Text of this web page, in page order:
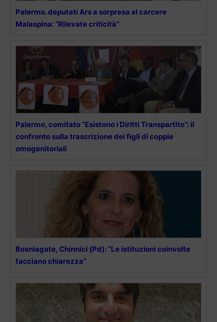
Palermo. deputati Ars a sorpresa al carcere
Malaspina: “Rilevate criticità”
Palermo, comitato “Esistono i Diritti Transpartito”: il
confronto sulla trascrizione dei figli di coppie
omogenitoriali
Bosniagate, Chinnici (Pd): “Le istituzioni coinvolte
facciano chiarezza”